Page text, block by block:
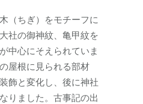
（ちぎ）をモチーフに
社の御神紋、亀甲紋を
中心にそえられていま
屋根に見られる部材
飾と変化し、後に神社
りました。古事記の出